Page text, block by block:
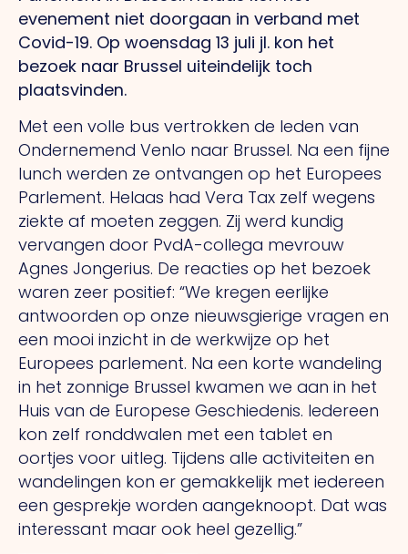
evenement niet doorgaan in verband met
Covid-19. Op woensdag 13 juli jl. kon het
bezoek naar Brussel uiteindelijk toch
plaatsvinden.
Met een volle bus vertrokken de leden van
Ondernemend Venlo naar Brussel. Na een fijne
lunch werden ze ontvangen op het Europees
Parlement. Helaas had Vera Tax zelf wegens
ziekte af moeten zeggen. Zij werd kundig
vervangen door PvdA-collega mevrouw
Agnes Jongerius. De reacties op het bezoek
waren zeer positief: “We kregen eerlijke
antwoorden op onze nieuwsgierige vragen en
een mooi inzicht in de werkwijze op het
Europees parlement. Na een korte wandeling
in het zonnige Brussel kwamen we aan in het
Huis van de Europese Geschiedenis. Iedereen
kon zelf ronddwalen met een tablet en
oortjes voor uitleg. Tijdens alle activiteiten en
wandelingen kon er gemakkelijk met iedereen
een gesprekje worden aangeknoopt. Dat was
interessant maar ook heel gezellig.”